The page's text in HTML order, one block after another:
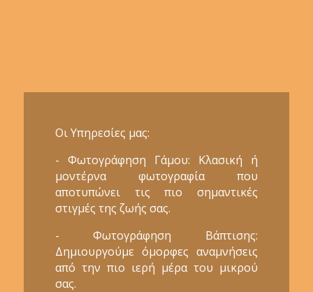
Οι Υπηρεσίες μας:
- Φωτογράφηση Γάμου: Κλασική ή
μοντέρνα φωτογραφία που
αποτυπώνει τις πιο σημαντικές
στιγμές της ζωής σας.
- Φωτογράφηση Βάπτισης:
Δημιουργούμε όμορφες αναμνήσεις
από την πιο ιερή μέρα του μικρού
σας.